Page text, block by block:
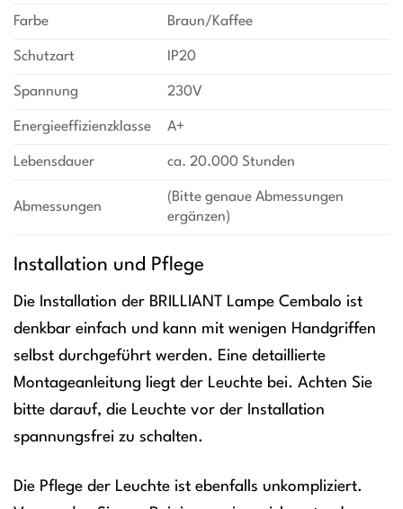
Farbe Braun/Kaffee
Schutzart IP20
Spannung 230V
Energieeffizienzklasse A+
Lebensdauer ca. 20.000 Stunden
Abmessungen
(Bitte genaue Abmessungen
ergänzen)
Installation und Pflege
Die Installation der BRILLIANT Lampe Cembalo ist
denkbar einfach und kann mit wenigen Handgriffen
selbst durchgeführt werden. Eine detaillierte
Montageanleitung liegt der Leuchte bei. Achten Sie
bitte darauf, die Leuchte vor der Installation
spannungsfrei zu schalten.
Die Pflege der Leuchte ist ebenfalls unkompliziert.